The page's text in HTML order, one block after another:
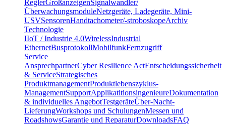
ReglerGroßanzeigenSignalwandler/
ÜberwachungsmoduleNetzgeräte, Ladegeräte, Mini-
USVSensorenHandtachometer/-stroboskopeArchiv
Technologie
IIoT / Industrie 4.0WirelessIndustrial
EthernetBusprotokollMobilfunkFernzugriff
Service
AnsprechpartnerCyber Resilience ActEntscheidungssicherheit
& ServiceStrategisches
ProduktmanagementProduktlebenszyklus-
ManagementSupportApplikatitionsingenieureDokumentation
& individuelles AngebotTestgeräteÜber-Nacht-
LieferungWorkshops und SchulungenMessen und
RoadshowsGarantie und ReparaturDownloadsFAQ